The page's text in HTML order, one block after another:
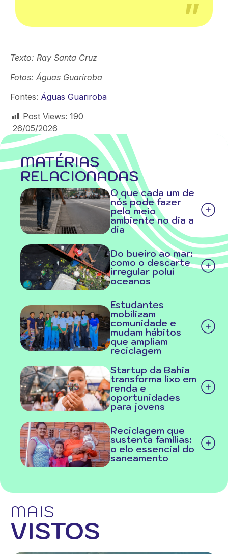
Texto: Ray Santa Cruz
Fotos: Águas Guariroba
Fontes: Águas Guariroba
Post Views: 190
26/05/2026
MATÉRIAS
RELACIONADAS
O que cada um de
nós pode fazer
pelo meio
ambiente no dia a
dia
Do bueiro ao mar:
como o descarte
irregular polui
oceanos
Estudantes
mobilizam
comunidade e
mudam hábitos
que ampliam
reciclagem
Startup da Bahia
transforma lixo em
renda e
oportunidades
para jovens
Reciclagem que
sustenta famílias:
o elo essencial do
saneamento
MAIS
VISTOS